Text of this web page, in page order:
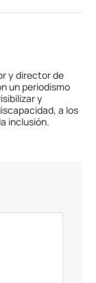
y director de
un periodismo
y
a los
inclusión.